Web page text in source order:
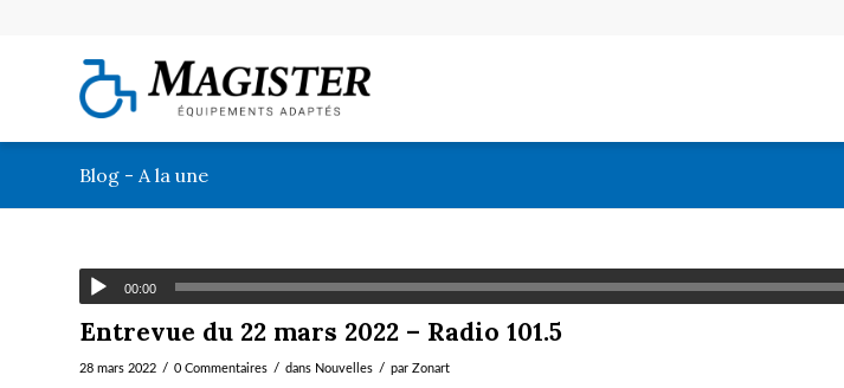
Blog - A la une
00:00
Entrevue du 22 mars 2022 – Radio 101.5
28 mars 2022 / 0 Commentaires / dans Nouvelles / par Zonart